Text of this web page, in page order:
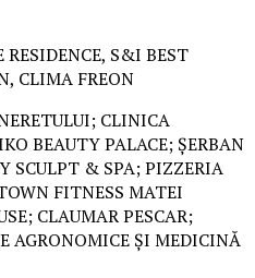
RESIDENCE, S&I BEST
CLIMA FREON
CLINICA
BEAUTY PALACE; ȘERBAN
SCULPT & SPA; PIZZERIA
FITNESS MATEI
CLAUMAR PESCAR;
AGRONOMICE ȘI MEDICINĂ